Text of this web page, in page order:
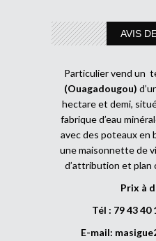
AVIS
Particulier vend un
(Ouagadougou)
hectare et demi,
fabrique d’eau
avec des poteaux en
une maisonnette de
d’attribution et plan
Prix à
Tél : 79 43 40
E-mail: